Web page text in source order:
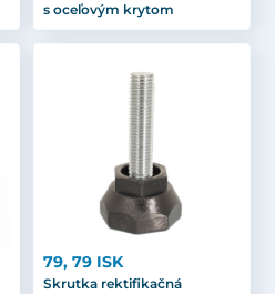
s oceľovým krytom
79, 79 ISK
Skrutka rektifikačná